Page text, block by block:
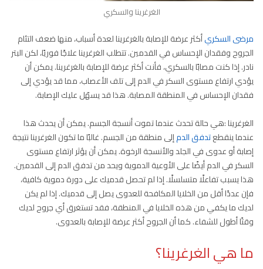
الغرغرينا والسكري
مرضى السكريأكثر عرضة للإصابة بالغرغرينا لعدة أسباب، منها ضعف التئام
الجروح وفقدان الإحساس في القدمين. تتطلب الغرغرينا علاجًا فوريًا، لكن البتر
نادر. إذا كنت مصابًا بالسكري، فأنت أكثر عرضة للإصابة بالغرغرينا. يمكن أن
يؤدي ارتفاع مستوى السكر في الدم إلى تلف الأعصاب، مما قد يؤدي إلى
فقدان الإحساس في المنطقة المصابة. هذا قد يسهّل عليك الإصابة.
الغرغرينا :هي حالة تحدث عندما تموت أنسجة الجسم. يمكن أن يحدث هذا
عندما ينقطعتدفق الدمإلى منطقة من الجسم. غالبًا ما تكون الغرغرينا نتيجة
إصابة أو عدوى في الجلد والأنسجة الرخوة. يمكن أن يؤثر ارتفاع مستوى
السكر في الدم أيضًا على الأوعية الدموية ويحد من تدفق الدم إلى القدمين.
هذا يسبب تفاعلًا متسلسلًا. إذا لم تحصل قدميك على دورة دموية كافية،
فإن عددًا أقل من الخلايا المكافحة للعدوى يصل إلى قدميك. إذا لم يكن
لديك ما يكفي من هذه الخلايا في المنطقة، فقد تستغرق أي جروح لديك
وقتًا أطول للشفاء. كما أن الجروح أكثر عرضة للإصابة بالعدوى.
ما هي الغرغرينا؟